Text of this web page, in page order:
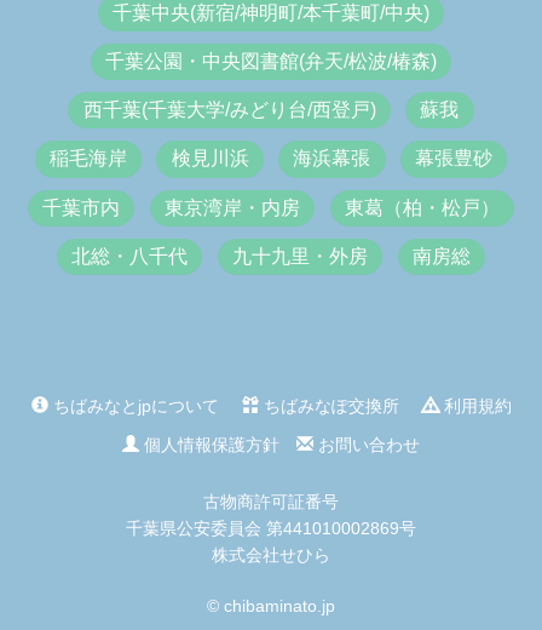
千葉中央(新宿/神明町/本千葉町/中央)
千葉公園・中央図書館(弁天/松波/椿森)
西千葉(千葉大学/みどり台/西登戸) 蘇我
稲毛海岸 検見川浜 海浜幕張 幕張豊砂
千葉市内 東京湾岸・内房 東葛（柏・松戸）
北総・八千代 九十九里・外房 南房総
ちばみなとjpについて ちばみなぽ交換所
利用規約
個人情報保護方針
お問い合わせ
古物商許可証番号
千葉県公安委員会 第441010002869号
株式会社せひら
© chibaminato.jp